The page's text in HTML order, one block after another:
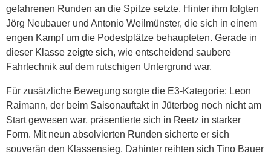
gefahrenen Runden an die Spitze setzte. Hinter ihm folgten
Jörg Neubauer und Antonio Weilmünster, die sich in einem
engen Kampf um die Podestplätze behaupteten. Gerade in
dieser Klasse zeigte sich, wie entscheidend saubere
Fahrtechnik auf dem rutschigen Untergrund war.
Für zusätzliche Bewegung sorgte die E3-Kategorie: Leon
Raimann, der beim Saisonauftakt in Jüterbog noch nicht am
Start gewesen war, präsentierte sich in Reetz in starker
Form. Mit neun absolvierten Runden sicherte er sich
souverän den Klassensieg. Dahinter reihten sich Tino Bauer